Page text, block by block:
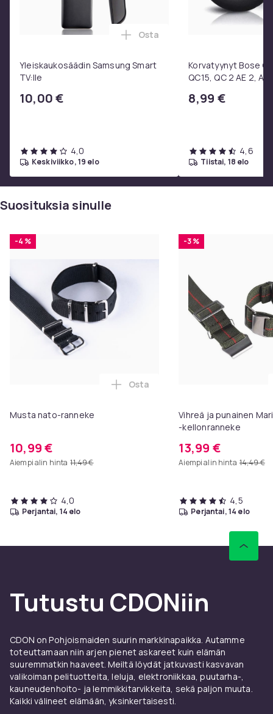
Yleiskaukosäädin Samsung Smart
TV:lle
10,00 €
Lisää Yleiskaukosäädin
Osta
4,0
keskiviikko, 19 elo
Korvatyynyt Bose
QC15, QC 2 AE 2, AE
8,99 €
4,6
tiistai, 18 elo
Suosituksia sinulle
-4 %
Musta nato-ranneke
10,99 €
Aiempi alin hinta 11,49 €
Lisää Musta nato-ranneke
Osta
4,0
perjantai, 14 elo
-3 %
Vihreä ja punainen
-kellonranneke
13,99 €
Aiempi alin hinta 14,49 €
4,5
perjantai, 14 elo
Tutustu CDONiin
CDON on Pohjoismaiden suurin markkinapaikka. Autamme
toteuttamaan niin arjen pienet askareet kuin elämän
suuremmatkin haaveet. Meiltä löydät jatkuvasti kasvavan
valikoiman pelituotteita, leluja, elektroniikkaa, puutarha-,
kauneudenhoito- ja lemmikkitarvikkeita, sekä paljon muuta.
Kaikki välineet elämään, yksinkertaisesti.